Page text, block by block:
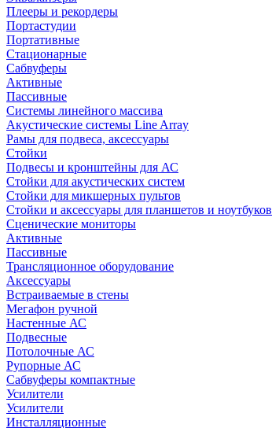
Плееры и рекордеры
Портастудии
Портативные
Стационарные
Сабвуферы
Активные
Пассивные
Системы линейного массива
Акустические системы Line Array
Рамы для подвеса, аксессуары
Стойки
Подвесы и кронштейны для АС
Стойки для акустических систем
Стойки для микшерных пультов
Стойки и аксессуары для планшетов и ноутбуков
Сценические мониторы
Активные
Пассивные
Трансляционное оборудование
Аксессуары
Встраиваемые в стены
Мегафон ручной
Настенные АС
Подвесные
Потолочные АС
Рупорные АС
Сабвуферы компактные
Усилители
Усилители
Инсталляционные